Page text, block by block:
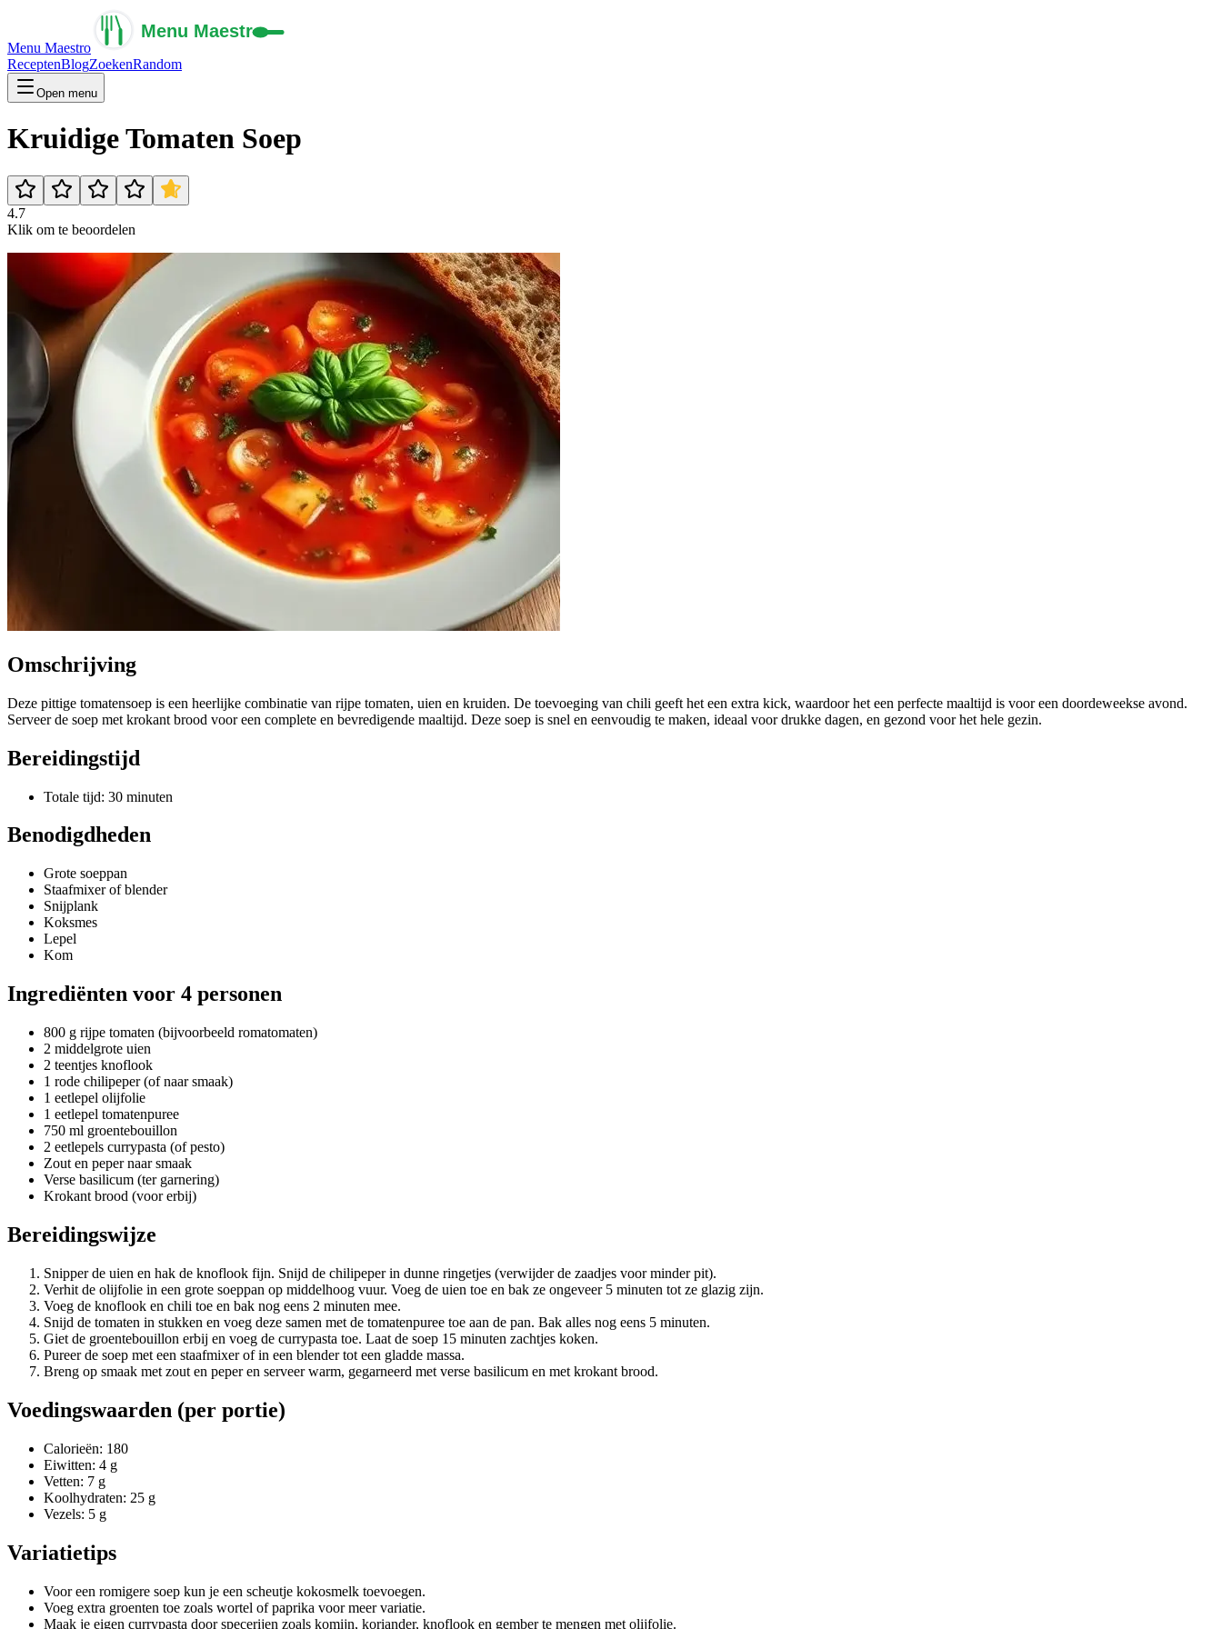
Menu Maestro
ReceptenBlogZoekenRandom
Open menu
Kruidige Tomaten Soep
4.7
Klik om te beoordelen
Omschrijving
Deze pittige tomatensoep is een heerlijke combinatie van rijpe tomaten, uien en kruiden. De toevoeging van chili geeft het een extra kick, waardoor het een perfecte maaltijd is voor een doordeweekse avond.
Serveer de soep met krokant brood voor een complete en bevredigende maaltijd. Deze soep is snel en eenvoudig te maken, ideaal voor drukke dagen, en gezond voor het hele gezin.
Bereidingstijd
Totale tijd: 30 minuten
Benodigdheden
Grote soeppan
Staafmixer of blender
Snijplank
Koksmes
Lepel
Kom
Ingrediënten voor 4 personen
800 g rijpe tomaten (bijvoorbeeld romatomaten)
2 middelgrote uien
2 teentjes knoflook
1 rode chilipeper (of naar smaak)
1 eetlepel olijfolie
1 eetlepel tomatenpuree
750 ml groentebouillon
2 eetlepels currypasta (of pesto)
Zout en peper naar smaak
Verse basilicum (ter garnering)
Krokant brood (voor erbij)
Bereidingswijze
Snipper de uien en hak de knoflook fijn. Snijd de chilipeper in dunne ringetjes (verwijder de zaadjes voor minder pit).
Verhit de olijfolie in een grote soeppan op middelhoog vuur. Voeg de uien toe en bak ze ongeveer 5 minuten tot ze glazig zijn.
Voeg de knoflook en chili toe en bak nog eens 2 minuten mee.
Snijd de tomaten in stukken en voeg deze samen met de tomatenpuree toe aan de pan. Bak alles nog eens 5 minuten.
Giet de groentebouillon erbij en voeg de currypasta toe. Laat de soep 15 minuten zachtjes koken.
Pureer de soep met een staafmixer of in een blender tot een gladde massa.
Breng op smaak met zout en peper en serveer warm, gegarneerd met verse basilicum en met krokant brood.
Voedingswaarden (per portie)
Calorieën: 180
Eiwitten: 4 g
Vetten: 7 g
Koolhydraten: 25 g
Vezels: 5 g
Variatietips
Voor een romigere soep kun je een scheutje kokosmelk toevoegen.
Voeg extra groenten toe zoals wortel of paprika voor meer variatie.
Maak je eigen currypasta door specerijen zoals komijn, koriander, knoflook en gember te mengen met olijfolie.